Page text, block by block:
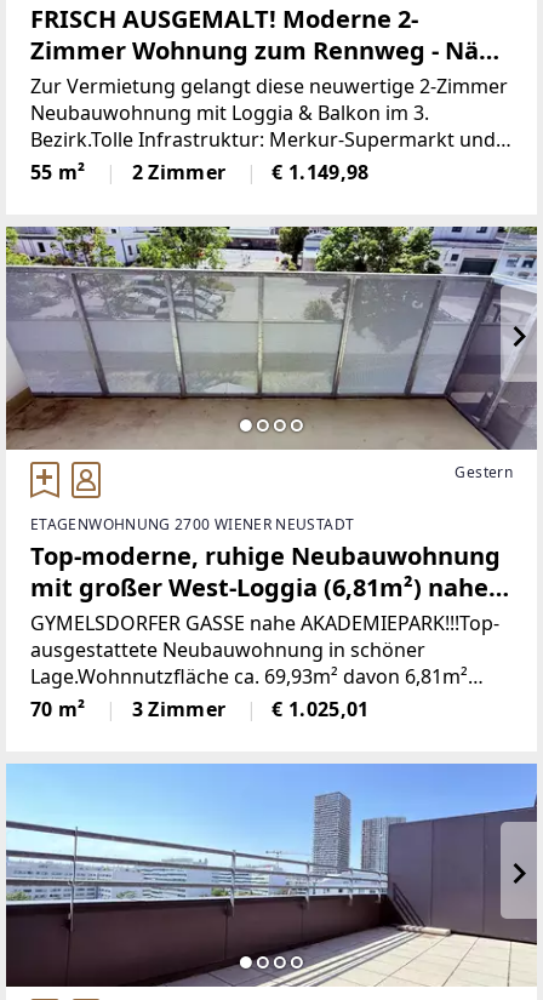
FRISCH AUSGEMALT! Moderne 2-
Zimmer Wohnung zum Rennweg - Nähe
HTL - 5.OG - WEITBLICK
Zur Vermietung gelangt diese neuwertige 2-Zimmer
Neubauwohnung mit Loggia & Balkon im 3.
Bezirk.Tolle Infrastruktur: Merkur-Supermarkt und
Geschäfte (Post, dm,..) für den täglichen Bedarf in
unmittelbarer Nähe.Der Rennweg kann ebenfalls
55 m² 2 Zimmer € 1.149,98
Gestern
ETAGENWOHNUNG 2700 WIENER NEUSTADT
Top-moderne, ruhige Neubauwohnung
mit großer West-Loggia (6,81m²) nahe
Akademiepark
GYMELSDORFER GASSE nahe AKADEMIEPARK!!!Top-
ausgestattete Neubauwohnung in schöner
Lage.Wohnnutzfläche ca. 69,93m² davon 6,81m²
LoggiaDie Wohnung befindet sich im 2. OG.
RAUMAUFTEILUNG IN STICHWORTEN• Vorraum•
70 m² 3 Zimmer € 1.025,01